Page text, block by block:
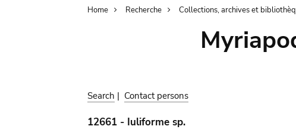
Breadcrumb
Home Recherche Collections, archives et
Search | Contact persons
12661 - Iuliforme sp.